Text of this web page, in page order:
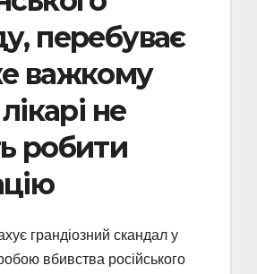
перебуває
важкому
не
робити
грандіозний скандал у
вбивства російського